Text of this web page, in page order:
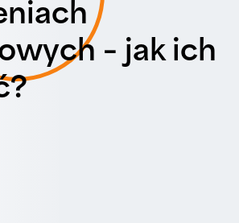
– jak ich